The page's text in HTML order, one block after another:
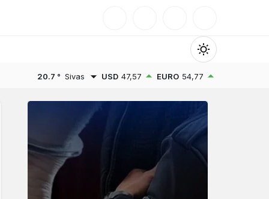
Mod
değiştir
Gündüz Modu
Gündüz modunu seçin.
Gece Modu
20.7 ° Sivas USD 47,57 EURO 54,77